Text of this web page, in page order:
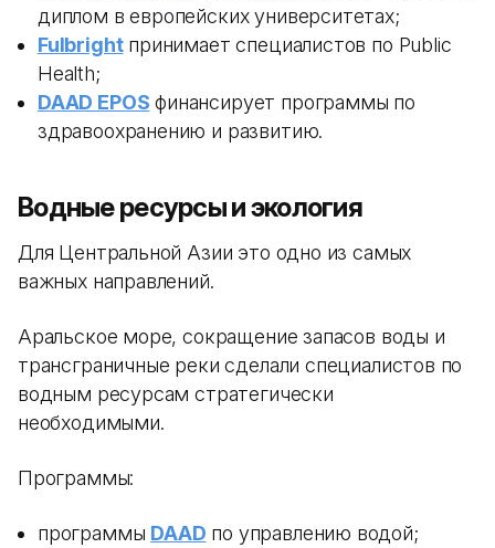
диплом в европейских университетах;
Fulbrightпринимает специалистов по Public
Health;
DAAD EPOS финансирует программы по
здравоохранению и развитию.
Водные ресурсы и экология
Для Центральной Азии это одно из самых
важных направлений.
Аральское море, сокращение запасов воды и
трансграничные реки сделали специалистов по
водным ресурсам стратегически
необходимыми.
Программы:
программы DAAD по управлению водой;